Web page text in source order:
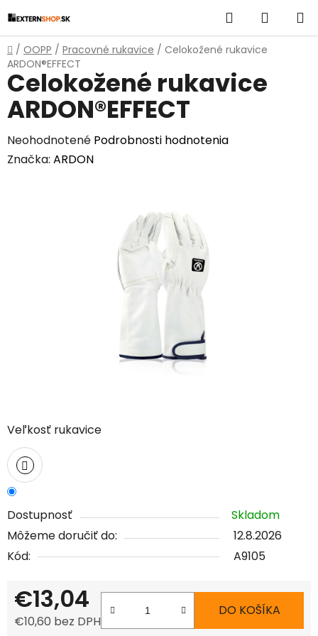
na
obsah
Hľadať
KOŠÍK
Domov
/ OOPP / Pracovné rukavice / Celokožené rukavice
ARDON®EFFECT
Veľkosť rukavice
Dostupnosť
Skladom
Môžeme doručiť do:
12.8.2026
Kód:
A9105
€13,04
€10,60 bez DPH
DO KOŠÍKA
Celokožené rukavice
ARDON®EFFECT
Priemerné
hodnotenie
Neohodnotené Podrobnosti hodnotenia
Značka: ARDON